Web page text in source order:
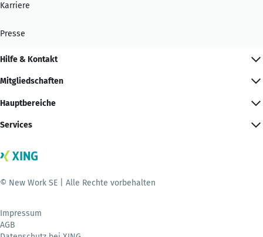
Karriere
Presse
Hilfe & Kontakt
Mitgliedschaften
Hauptbereiche
Services
© New Work SE | Alle Rechte vorbehalten
Impressum
AGB